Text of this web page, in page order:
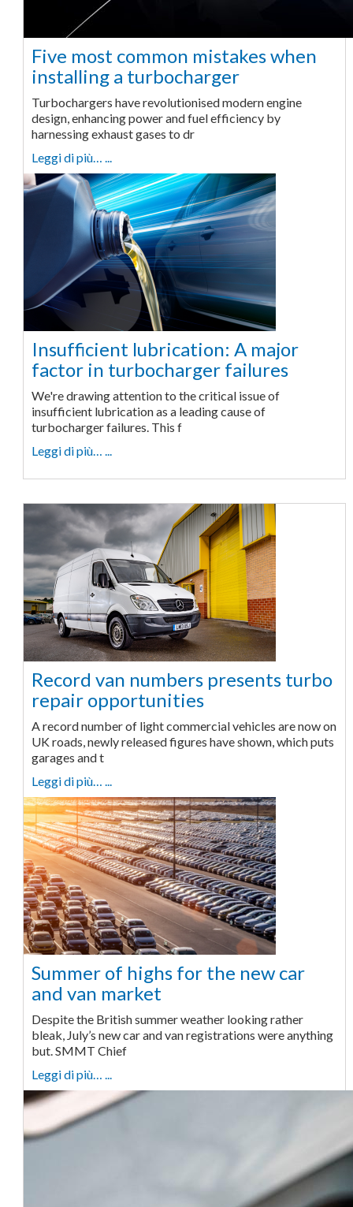
Five most common mistakes when
installing a turbocharger
Turbochargers have revolutionised modern engine
design, enhancing power and fuel efficiency by
harnessing exhaust gases to dr
Leggi di più… ...
Insufficient lubrication: A major
factor in turbocharger failures
We're drawing attention to the critical issue of
insufficient lubrication as a leading cause of
turbocharger failures. This f
Leggi di più… ...
Record van numbers presents turbo
repair opportunities
A record number of light commercial vehicles are now on
UK roads, newly released figures have shown, which puts
garages and t
Leggi di più… ...
Summer of highs for the new car
and van market
Despite the British summer weather looking rather
bleak, July’s new car and van registrations were anything
but. SMMT Chief
Leggi di più… ...